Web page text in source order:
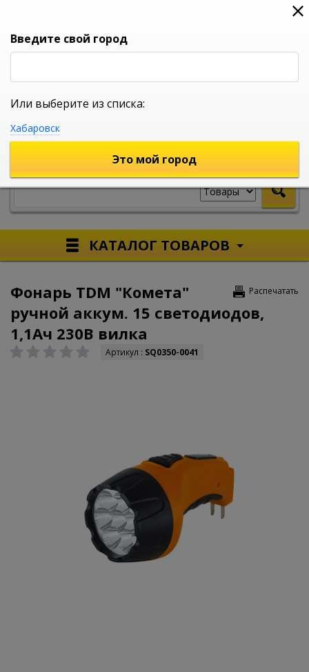
0
УНИВЕРСАЛЬНЫЙ ИНТЕРНЕТ МАГАЗИН
КАТАЛОГ ТОВАРОВ
Распечатать
Фонарь TDM "Комета"
ручной аккум. 15 светодиодов,
1,1Ач 230В вилка
Артикул : SQ0350-0041
Введите свой город
Или выберите из списка:
Хабаровск
Это мой город